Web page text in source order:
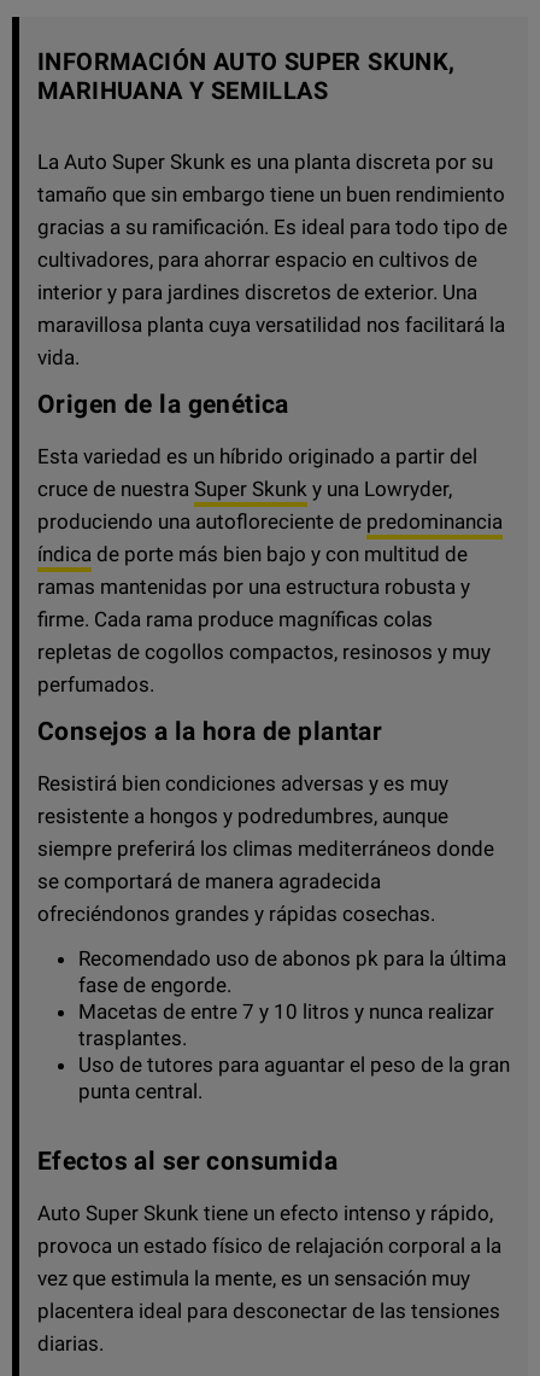
INFORMACIÓN AUTO SUPER SKUNK,
MARIHUANA Y SEMILLAS
La Auto Super Skunk es una planta discreta por su
tamaño que sin embargo tiene un buen rendimiento
gracias a su ramificación. Es ideal para todo tipo de
cultivadores, para ahorrar espacio en cultivos de
interior y para jardines discretos de exterior. Una
maravillosa planta cuya versatilidad nos facilitará la
vida.
Origen de la genética
Esta variedad es un híbrido originado a partir del
cruce de nuestra Super Skunk y una Lowryder,
produciendo una autofloreciente de predominancia
índica de porte más bien bajo y con multitud de
ramas mantenidas por una estructura robusta y
firme. Cada rama produce magníficas colas
repletas de cogollos compactos, resinosos y muy
perfumados.
Consejos a la hora de plantar
Resistirá bien condiciones adversas y es muy
resistente a hongos y podredumbres, aunque
siempre preferirá los climas mediterráneos donde
se comportará de manera agradecida
ofreciéndonos grandes y rápidas cosechas.
Recomendado uso de abonos pk para la última
fase de engorde.
Macetas de entre 7 y 10 litros y nunca realizar
trasplantes.
Uso de tutores para aguantar el peso de la gran
punta central.
Efectos al ser consumida
Auto Super Skunk tiene un efecto intenso y rápido,
provoca un estado físico de relajación corporal a la
vez que estimula la mente, es un sensación muy
placentera ideal para desconectar de las tensiones
diarias.